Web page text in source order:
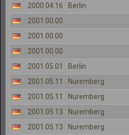
2000.04.16
Berlin
2001.00.00
2001.00.00
2001.00.00
2001.05.01
Berlin
2001.05.11
Nuremberg
2001.05.11
Nuremberg
2001.05.13
Nuremberg
2001.05.13
Nuremberg